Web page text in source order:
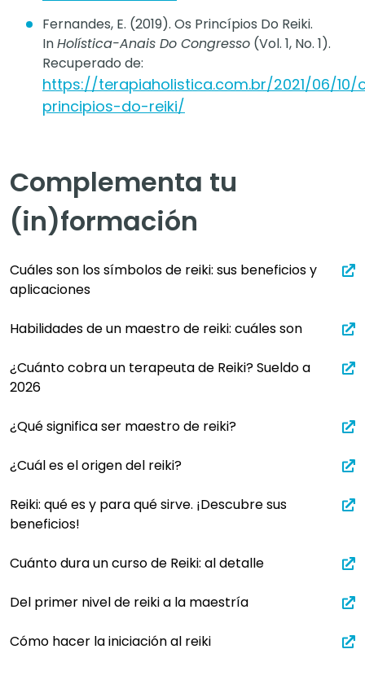
Fernandes, E. (2019). Os Princípios Do Reiki.
InHolística-Anais Do Congresso (Vol. 1, No. 1).
Recuperado de:
https://terapiaholistica.com.br/2021/06/10/
principios-do-reiki/
Complementa tu
(in)formación
Cuáles son los símbolos de reiki: sus beneficios y
aplicaciones
Habilidades de un maestro de reiki: cuáles son
¿Cuánto cobra un terapeuta de Reiki? Sueldo a
2026
¿Qué significa ser maestro de reiki?
¿Cuál es el origen del reiki?
Reiki: qué es y para qué sirve. ¡Descubre sus
beneficios!
Cuánto dura un curso de Reiki: al detalle
Del primer nivel de reiki a la maestría
Cómo hacer la iniciación al reiki